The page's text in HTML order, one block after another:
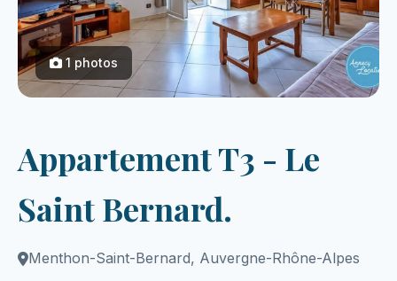
1 photos
Appartement T3 - Le
Saint Bernard.
Menthon-Saint-Bernard, Auvergne-Rhône-Alpes